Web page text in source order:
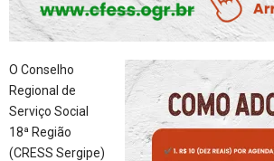
O Conselho
Regional de
Serviço Social
18ª Região
(CRESS Sergipe)